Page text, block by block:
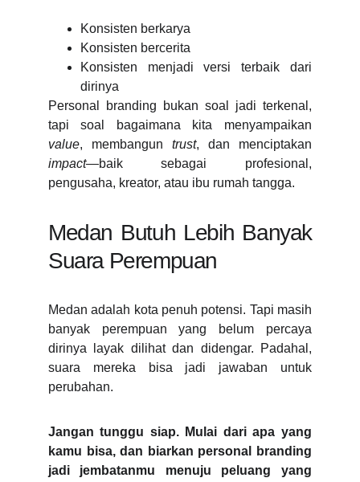
Konsisten berkarya
Konsisten bercerita
Konsisten menjadi versi terbaik dari
dirinya
Personal branding bukan soal jadi terkenal,
tapi soal bagaimana kita menyampaikan
value, membangun trust, dan menciptakan
impact—baik sebagai profesional,
pengusaha, kreator, atau ibu rumah tangga.
Medan Butuh Lebih Banyak
Suara Perempuan
Medan adalah kota penuh potensi. Tapi masih
banyak perempuan yang belum percaya
dirinya layak dilihat dan didengar. Padahal,
suara mereka bisa jadi jawaban untuk
perubahan.
Jangan tunggu siap. Mulai dari apa yang
kamu bisa, dan biarkan personal branding
jadi jembatanmu menuju peluang yang